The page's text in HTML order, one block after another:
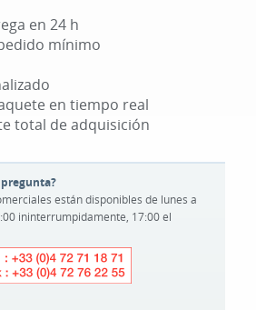
en 24 h
mínimo
en tiempo real
total de adquisición
pregunta?
están disponibles de lunes a
ininterrumpidamente, 17:00 el